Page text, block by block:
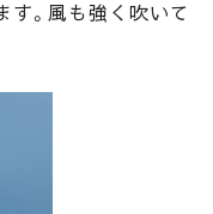
。風も強く吹いて